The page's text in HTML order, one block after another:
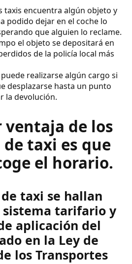
taxis encuentra algún objeto y
podido dejar en el coche lo
que alguien lo reclame.
el objeto se depositará en
de la policía local más
realizarse algún cargo si
desplazarse hasta un punto
la devolución.
ventaja de los
taxi es que
el horario.
taxi se hallan
sistema tarifario y
aplicación del
en la Ley de
los Transportes